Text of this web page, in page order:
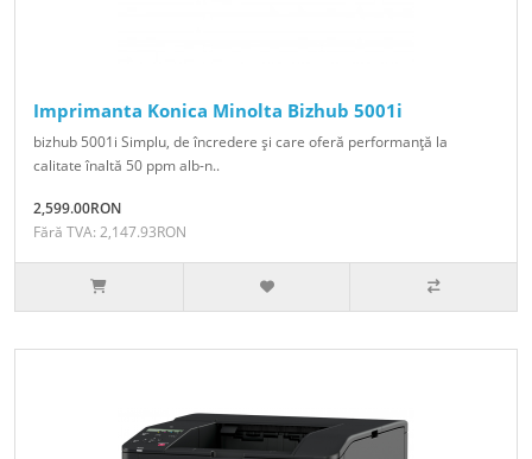
Imprimanta Konica Minolta Bizhub 5001i
bizhub 5001i Simplu, de încredere şi care oferă performanţă la
calitate înaltă 50 ppm alb-n..
2,599.00RON
Fără TVA: 2,147.93RON